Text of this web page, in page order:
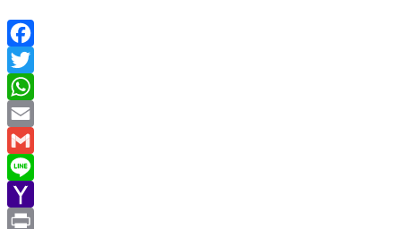
Facebook
Twitter
WhatsApp
Email
Gmail
Line
Yahoo